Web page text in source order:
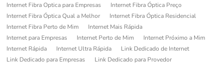
Internet Fibra Optica para Empresas
Internet Fibra Óptica Preço
Internet Fibra Óptica Qual a Melhor
Internet Fibra Óptica Residencial
Internet Fibra Perto de Mim
Internet Mais Rápida
Internet para Empresas
Internet Perto de Mim
Internet Próximo a Mim
Internet Rápida
Internet Ultra Rápida
Link Dedicado de Internet
Link Dedicado para Empresas
Link Dedicado para Provedor